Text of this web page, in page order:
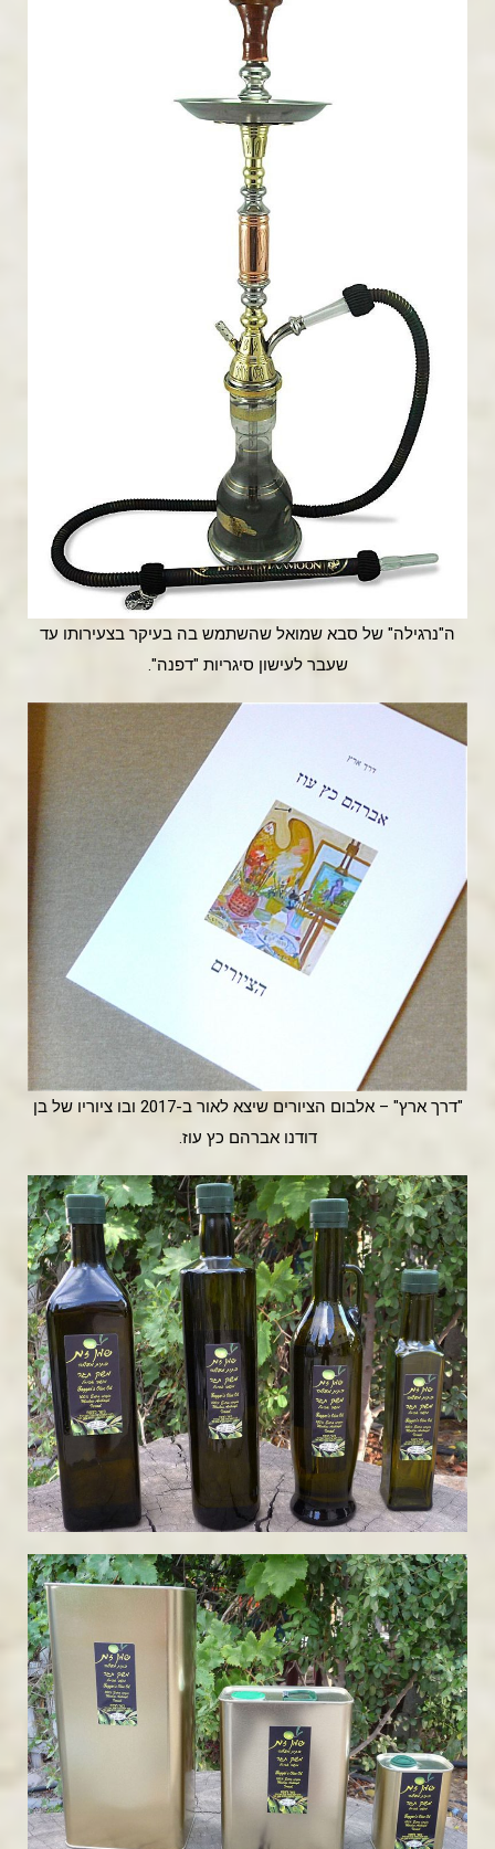
ה"נרגילה" של סבא שמואל שהשתמש בה בעיקר בצעירותו עד
שעבר לעישון סיגריות "דפנה".
"דרך ארץ" – אלבום הציורים שיצא לאור ב-2017 ובו ציוריו של בן
דודנו אברהם כץ עוז.